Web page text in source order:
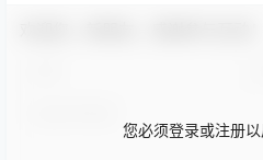
您必须登录或注册